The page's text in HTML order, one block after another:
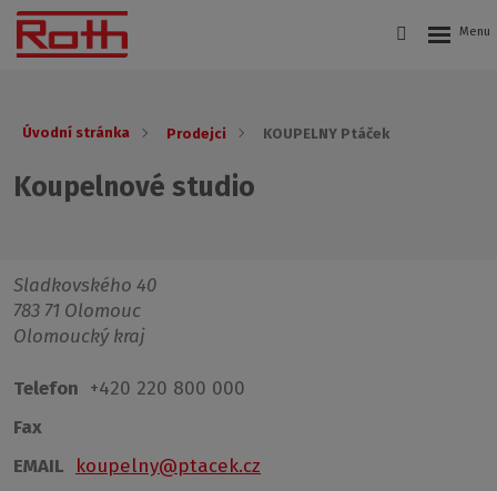
Úvodní stránka Prodejci KOUPELNY Ptáček
Koupelnové studio
Sladkovského 40
783 71 Olomouc
Olomoucký kraj
Telefon +420 220 800 000
Fax
EMAIL
koupelny@ptacek.cz